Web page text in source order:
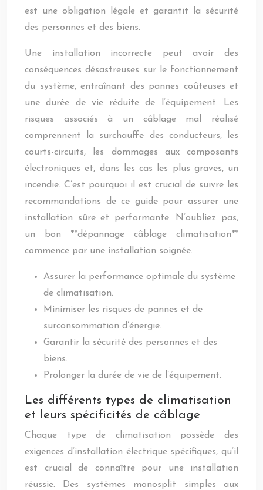
est une obligation légale et garantit la sécurité
des personnes et des biens.
Une installation incorrecte peut avoir des
conséquences désastreuses sur le fonctionnement
du système, entraînant des pannes coûteuses et
une durée de vie réduite de l’équipement. Les
risques associés à un câblage mal réalisé
comprennent la surchauffe des conducteurs, les
courts-circuits, les dommages aux composants
électroniques et, dans les cas les plus graves, un
incendie. C’est pourquoi il est crucial de suivre les
recommandations de ce guide pour assurer une
installation sûre et performante. N’oubliez pas,
un bon **dépannage câblage climatisation**
commence par une installation soignée.
Assurer la performance optimale du système
de climatisation.
Minimiser les risques de pannes et de
surconsommation d’énergie.
Garantir la sécurité des personnes et des
biens.
Prolonger la durée de vie de l’équipement.
Les différents types de climatisation
et leurs spécificités de câblage
Chaque type de climatisation possède des
exigences d’installation électrique spécifiques, qu’il
est crucial de connaître pour une installation
réussie. Des systèmes monosplit simples aux